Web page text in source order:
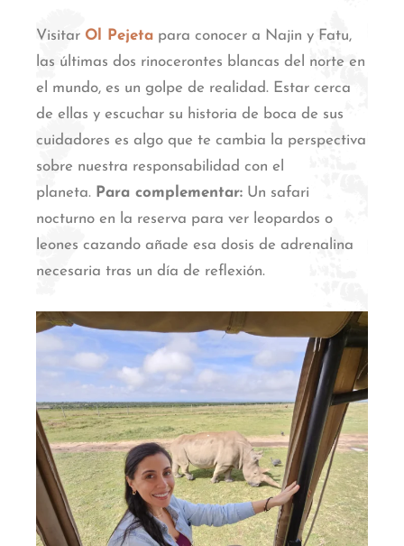
Visitar Ol Pejeta para conocer a Najin y Fatu,
las últimas dos rinocerontes blancas del norte en
el mundo, es un golpe de realidad. Estar cerca
de ellas y escuchar su historia de boca de sus
cuidadores es algo que te cambia la perspectiva
sobre nuestra responsabilidad con el
planeta. Para complementar: Un safari
nocturno en la reserva para ver leopardos o
leones cazando añade esa dosis de adrenalina
necesaria tras un día de reflexión.